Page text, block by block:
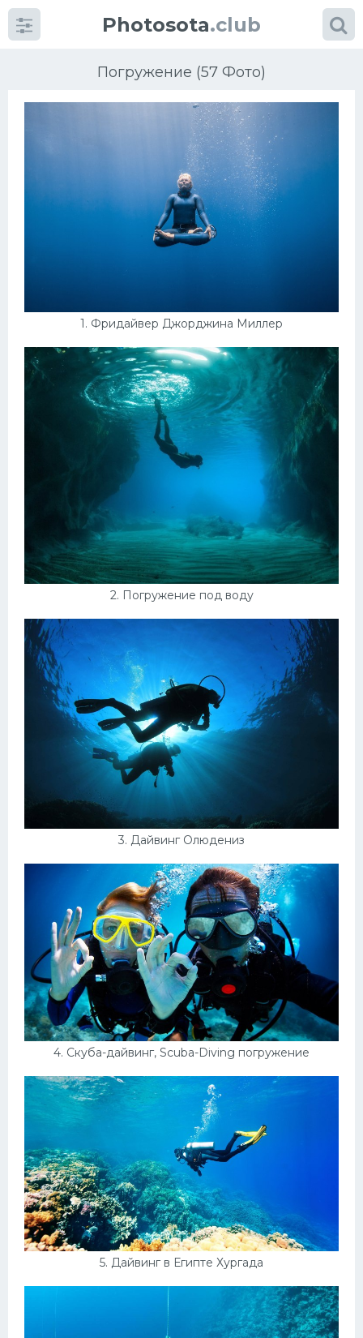
Photosota.club
Погружение (57 Фото)
1. Фридайвер Джорджина Миллер
2. Погружение под воду
3. Дайвинг Олюдениз
4. Скуба-дайвинг, Scuba-Diving погружение
5. Дайвинг в Египте Хургада
Категории Фото
Велогонки
Конькобежный спорт